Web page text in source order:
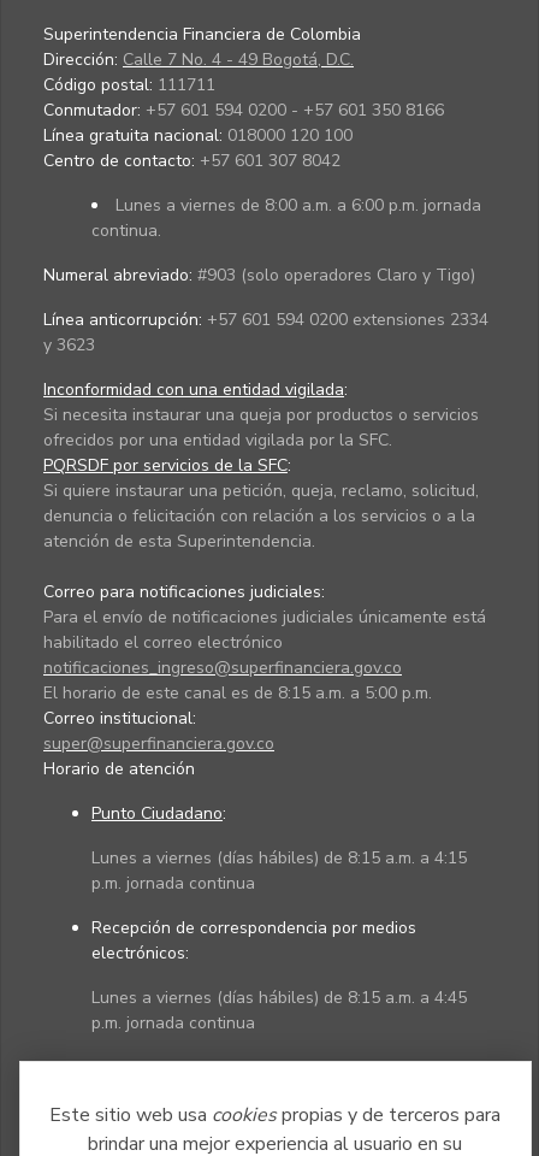
Este sitio web usa cookiespropias y de terceros para
brindar una mejor experiencia al usuario en su
Superintendencia Financiera de Colombia
Dirección: Calle 7 No. 4 - 49 Bogotá, D.C.
Código postal: 111711
Conmutador: +57 601 594 0200 - +57 601 350 8166
Línea gratuita nacional: 018000 120 100
Centro de contacto: +57 601 307 8042
Lunes a viernes de 8:00 a.m. a 6:00 p.m. jornada
continua.
Numeral abreviado: #903 (solo operadores Claro y Tigo)
Línea anticorrupción: +57 601 594 0200 extensiones 2334
y 3623
Inconformidad con una entidad vigilada:
Si necesita instaurar una queja por productos o servicios
ofrecidos por una entidad vigilada por la SFC.
PQRSDF por servicios de la SFC:
Si quiere instaurar una petición, queja, reclamo, solicitud,
denuncia o felicitación con relación a los servicios o a la
atención de esta Superintendencia.
Correo para notificaciones judiciales:
Para el envío de notificaciones judiciales únicamente está
habilitado el correo electrónico
notificaciones_ingreso@superfinanciera.gov.co
El horario de este canal es de 8:15 a.m. a 5:00 p.m.
Correo institucional:
super@superfinanciera.gov.co
Horario de atención
Punto Ciudadano:
Lunes a viernes (días hábiles) de 8:15 a.m. a 4:15
p.m. jornada continua
Recepción de correspondencia por medios
electrónicos:
Lunes a viernes (días hábiles) de 8:15 a.m. a 4:45
p.m. jornada continua